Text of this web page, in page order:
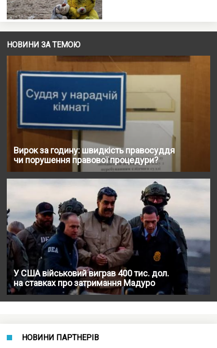
НОВИНИ ЗА ТЕМОЮ
Вирок за годину: швидкість правосуддя
чи порушення правової процедури?
У США військовий виграв 400 тис. дол.
на ставках про затримання Мадуро
НОВИНИ ПАРТНЕРІВ